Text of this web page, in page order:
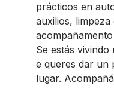
prácticos en
auxilios, limpeza
Se estás
e queres dar un
lugar.